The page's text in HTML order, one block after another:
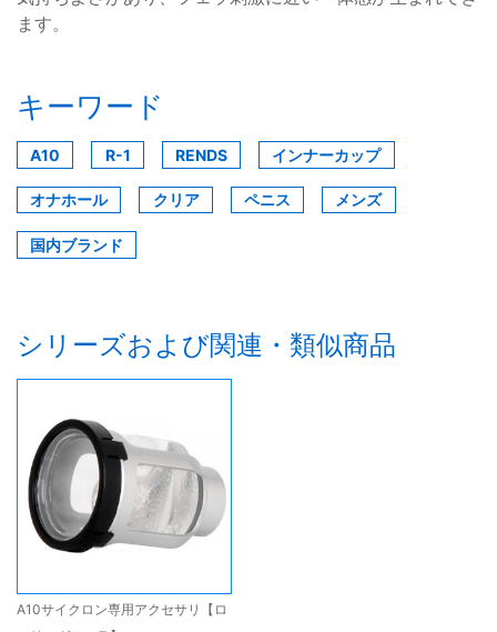
ます。
キーワード
A10 R-1 RENDS インナーカップ
オナホール クリア ペニス メンズ
国内ブランド
シリーズおよび関連・類似商品
A10サイクロン専用アクセサリ【ロ